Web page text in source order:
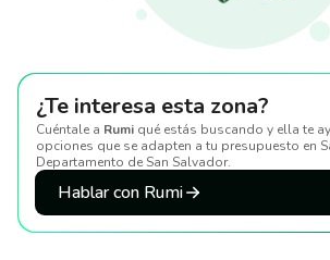
¿Te interesa esta zona?
Cuéntale a Rumi qué estás buscando y ella te
opciones que se adapten a tu presupuesto en
Departamento de San Salvador.
Hablar con Rumi